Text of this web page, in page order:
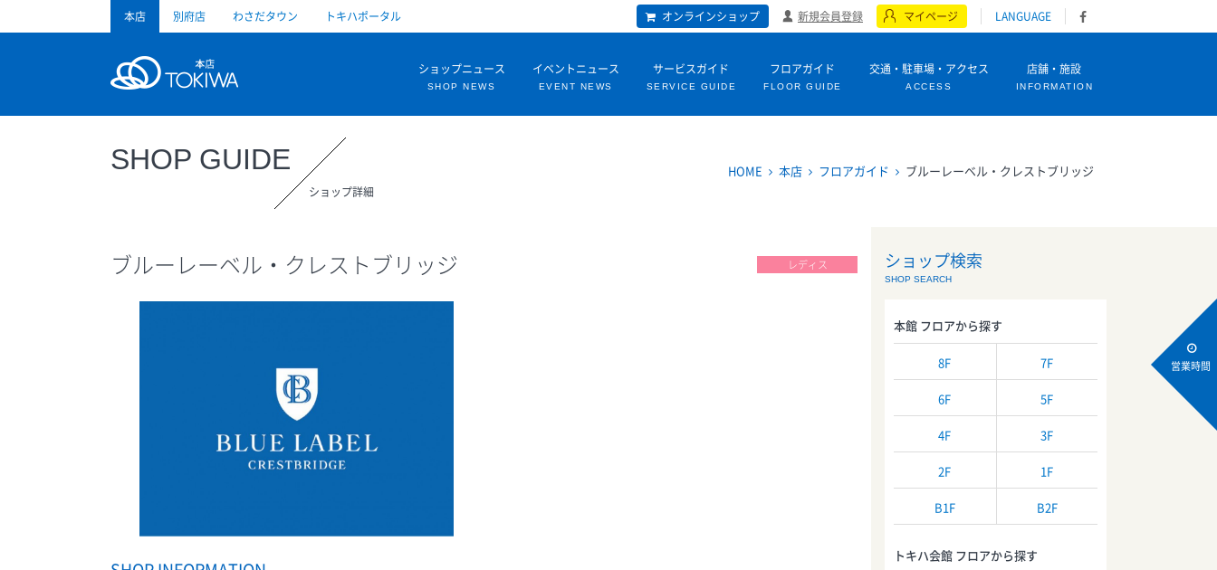
本店 別府店 わさだタウン トキハポータル オンラインショップ 新規会員登録 マイページ LANGUAGE
ショップニュース
SHOP NEWS
イベントニュース
EVENT NEWS
サービスガイド
SERVICE GUIDE
フロアガイド
FLOOR GUIDE
交通・駐車場・アクセス
ACCESS
店舗・施設
INFORMATION
営業時間
SHOP GUIDE
ショップ詳細
HOME 本店 フロアガイド ブルーレーベル・クレストブリッジ
ブルーレーベル・クレストブリッジ レディス ショップ検索
SHOP SEARCH
本館 フロアから探す
8F 7F
6F 5F
4F 3F
2F 1F
B1F B2F
トキハ会館 フロアから探す